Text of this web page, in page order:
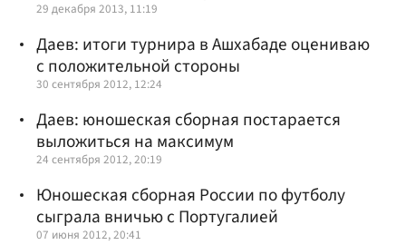
29 декабря 2013, 11:19
Даев: итоги турнира в Ашхабаде оцениваю
с положительной стороны
30 сентября 2012, 12:24
Даев: юношеская сборная постарается
выложиться на максимум
24 сентября 2012, 20:19
Юношеская сборная России по футболу
сыграла вничью с Португалией
07 июня 2012, 20:41